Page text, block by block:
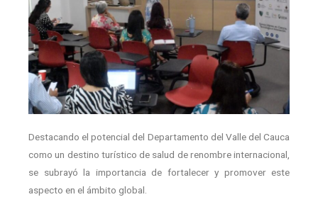
Destacando el potencial del Departamento del Valle del Cauca
como un destino turístico de salud de renombre internacional,
se subrayó la importancia de fortalecer y promover este
aspecto en el ámbito global.